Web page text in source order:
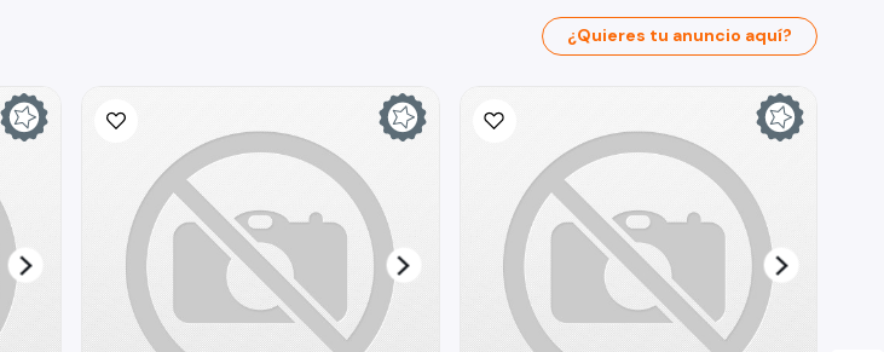
¿Quieres tu anuncio aquí?